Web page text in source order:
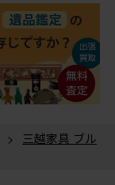
>
三越家具 ブル